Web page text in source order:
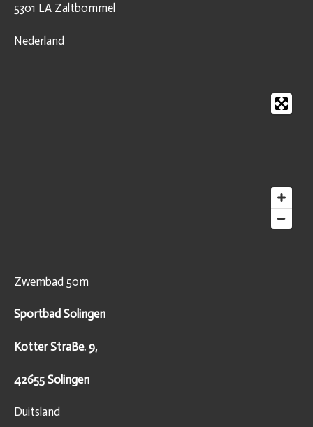
5301 LA Zaltbommel
Nederland
Zwembad 50m
Sportbad Solingen
Kotter StraBe. 9,
42655 Solingen
Duitsland